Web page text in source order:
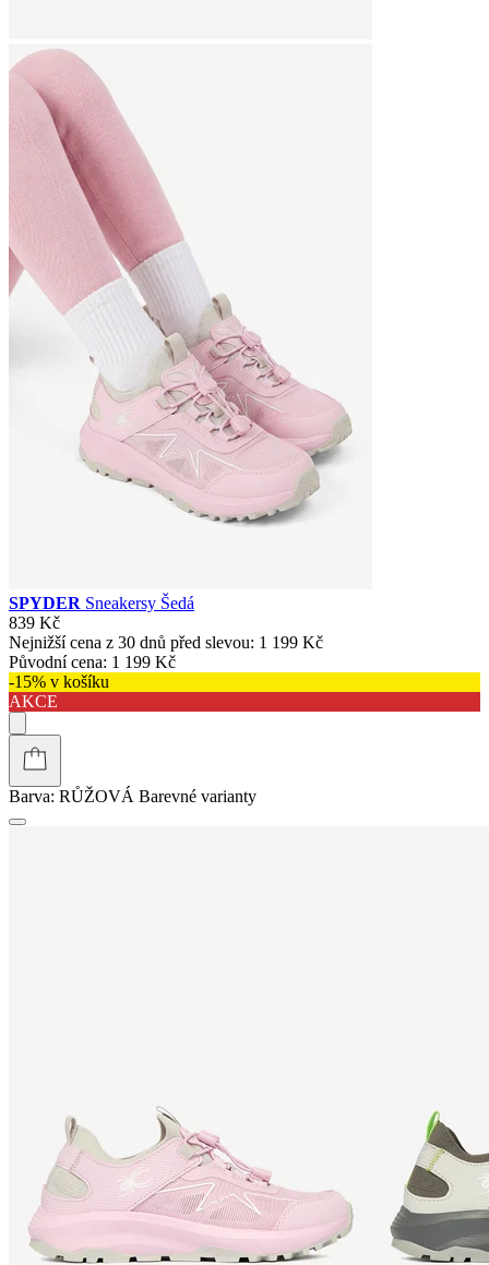
SPYDER Sneakersy Šedá
839 Kč
Nejnižší cena z 30 dnů před slevou: 1 199 Kč
Původní cena: 1 199 Kč
-15% v košíku
AKCE
Barva: RŮŽOVÁ Barevné varianty